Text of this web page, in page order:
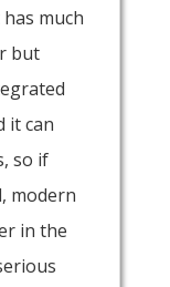
much
but
it can
so if
modern
in the